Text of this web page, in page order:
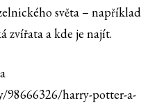
světa – například
zvířata a kde je najít.
98666326/harry-potter-a-